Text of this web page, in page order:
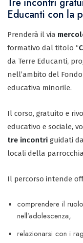
Educanti con la
Prenderà il via
formativo dal titolo “
da Terre Educanti,
nell’ambito del
educativa minorile.
Il corso, gratuito e
educativo e sociale,
tre incontri guidati
locali della
Il percorso intende
comprendere il
nell’adolescenza,
relazionarsi con i